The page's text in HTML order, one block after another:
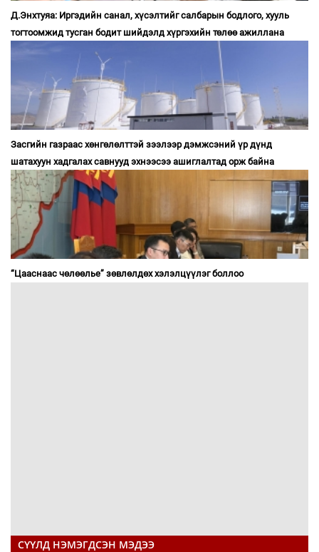
Д.Энхтуяа: Иргэдийн санал, хүсэлтийг салбарын бодлого, хууль
тогтоомжид тусган бодит шийдэлд хүргэхийн төлөө ажиллана
Засгийн газраас хөнгөлөлттэй зээлээр дэмжсэний үр дүнд
шатахуун хадгалах савнууд эхнээсээ ашиглалтад орж байна
“Цааснаас чөлөөлье” зөвлөлдөх хэлэлцүүлэг боллоо
СҮҮЛД НЭМЭГДСЭН МЭДЭЭ